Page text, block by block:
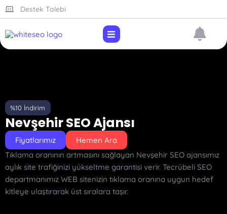
Destek Talebi
%10 İndirim
Nevşehir SEO Ajansı
Fiyatlarımız
Hemen Ara
Tıklama oranının artmasını sağlayan Nevşehir SEO ajansımız
aylık site trafiğinizi yükseltme garantisi verir. Tecrübeli SEO
departmanımız WEB sitenizin tıklama oranına uygun hedef
kitleye ulaştırarak üst sıralara taşır.